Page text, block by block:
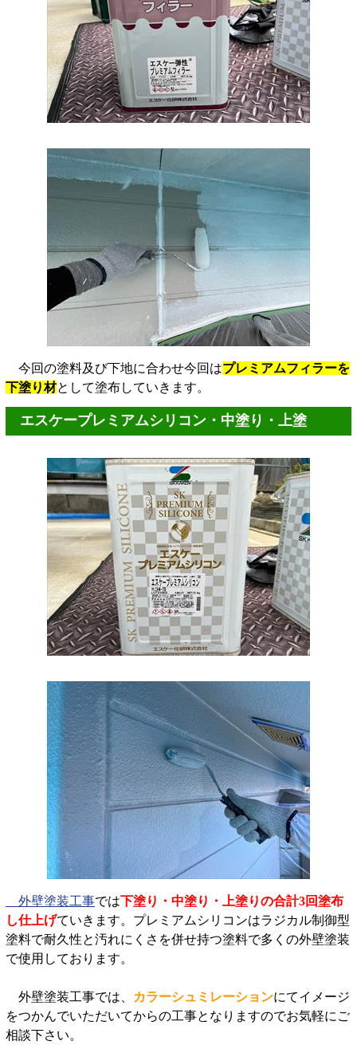
今回の塗料及び下地に合わせ今回はプレミアムフィラーを
下塗り材として塗布していきます。
エスケープレミアムシリコン・中塗り・上塗
外壁塗装工事では下塗り・中塗り・上塗りの合計3回塗布
し仕上げていきます。プレミアムシリコンはラジカル制御型
塗料で耐久性と汚れにくさを併せ持つ塗料で多くの外壁塗装
で使用しております。
外壁塗装工事では、 カラーシュミレーションにてイメージ
をつかんでいただいてからの工事となりますのでお気軽にご
相談下さい。